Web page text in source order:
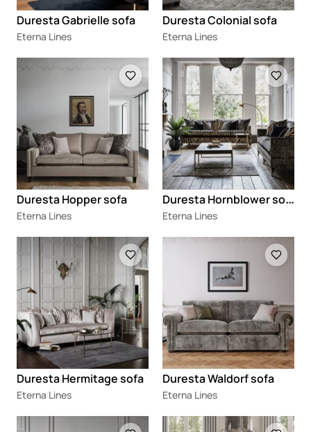
Duresta Gabrielle sofa
Eterna Lines
Duresta Colonial sofa
Eterna Lines
Loading
Duresta Hopper sofa
Eterna Lines
Loading
D
uresta Hornblower sofa
Eterna Lines
Loading
Duresta Hermitage sofa
Eterna Lines
Loading
Duresta Waldorf sofa
Eterna Lines
Loading